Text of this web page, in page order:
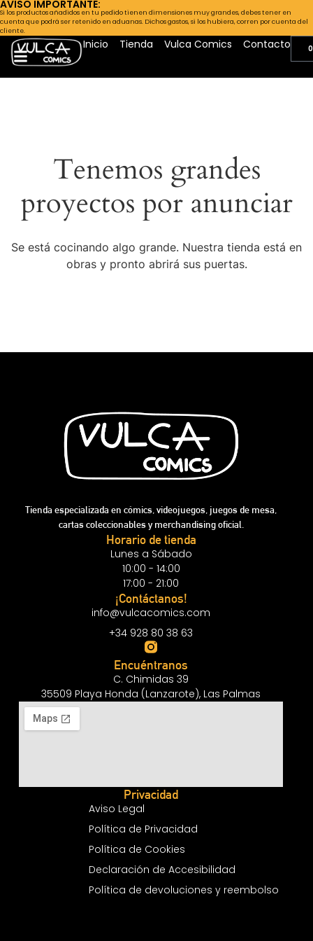
AVISO IMPORTANTE:
Si los productos añadidos en tu pedido tienen dimensiones muy grandes, debes tener en
cuenta que podrá ser retenido en aduanas. Dichos gastos, si los hubiera, corren por cuenta del
cliente.
Inicio Tienda Vulca Comics Contacto
Tenemos grandes
proyectos por anunciar
Se está cocinando algo grande. Nuestra tienda está en
obras y pronto abrirá sus puertas.
Tienda especializada en cómics, videojuegos, juegos de mesa,
cartas coleccionables y merchandising oficial.
Horario de tienda
Lunes a Sábado
10:00 - 14:00
17:00 - 21:00
¡Contáctanos!
info@vulcacomics.com
+34 928 80 38 63
Encuéntranos
C. Chimidas 39
35509 Playa Honda (Lanzarote), Las Palmas
Privacidad
Aviso Legal
Política de Privacidad
Política de Cookies
Declaración de Accesibilidad
Política de devoluciones y reembolso